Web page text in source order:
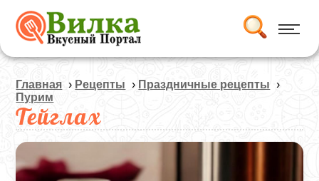
Главная › Рецепты › Праздничные рецепты ›
Пурим
Тейглах